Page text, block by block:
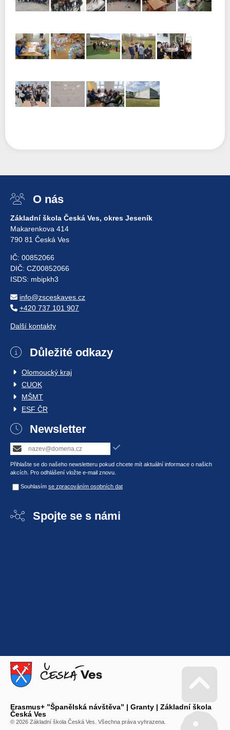
O nás
Základní škola Česká Ves, okres Jeseník
Makarenkova 414
790 81 Česká Ves
IČ: 00852066
DIČ: CZ00852066
ISDS: mbipkh3
info@zsceskaves.cz
+420 737 101 907
Další kontakty
Důležité odkazy
Olomoucký kraj
CUOK
MŠMT
ESF ČR
Newsletter
Přihlašte se do našeho newsletteru pokud chcete mít aktuální informace o našich
akcích. Pro odhlášení vložte e-mail znovu.
Souhlasím se zpracováním osobních dat
Spojte se s námi
Erasmus+ ”Španělská návštěva” | Granty | Základní škola
Česká Ves
© 2026 Základní škola Česká Ves. Všechna práva vyhrazena. Go